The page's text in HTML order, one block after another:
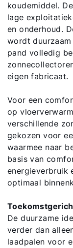
koudemiddel.
lage
en onderhoud.
wordt
pand volledig
eigen fabricaat.
Voor een
op
verschillende
gekozen voor
waarmee naar
basis van
energieverbruik
optimaal
De duurzame
verder dan
laadpalen voor
Contact
Mail de
Ook
Downloads
Service